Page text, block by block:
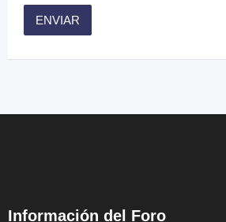
Información del Foro